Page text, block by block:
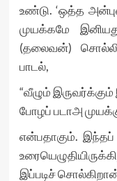
உண்டு. ‘ஒத்த
முயக்கமே
(தலைவன்)
பாடல்,
“வீழும்
போழப் படாஅ
என்பதாகும்.
இப்படிச்